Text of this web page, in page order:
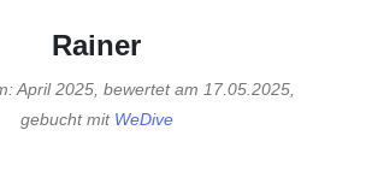
Rainer
April 2025, bewertet am 17.05.2025,
gebucht mit WeDive